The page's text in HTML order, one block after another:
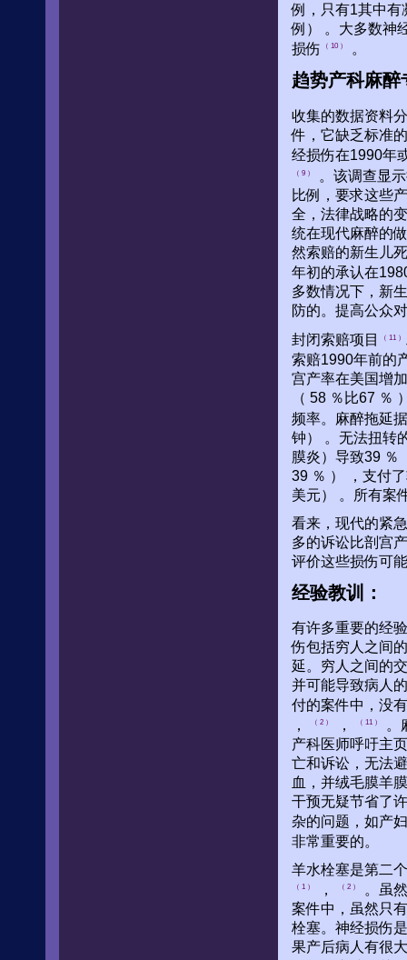
例，只有1其中有
例） 。大多数神
损伤
（ 10 ） 。
趋势产科麻醉
收集的数据资料
件，它缺乏标准
经损伤在1990年
（ 9 ）
。该调查显
比例，要求这些
全，法律战略的
统在现代麻醉的
然索赔的新生儿
年初的承认在
多数情况下，新
防的。提高公众
封闭索赔项目
（ 11 ）
索赔1990年前的
宫产率在美国增
（ 58 ％比67 ％
频率。麻醉拖延
钟） 。无法扭转
膜炎）导致39 ％
39 ％ ） ，支付
美元） 。所有案
看来，现代的紧
多的诉讼比剖宫
评价这些损伤可
经验教训：
有许多重要的经
伤包括穷人之间
延。穷人之间的
并可能导致病人
付的案件中，没
，
（ 2 ） ， （ 11 ）
。
产科医师呼吁主
亡和诉讼，无法
血，并绒毛膜羊
干预无疑节省了
杂的问题，如产
非常重要的。
羊水栓塞是第二
（ 1 ） ， （ 2 ）
。虽
案件中，虽然只
栓塞。神经损伤
果产后病人有很